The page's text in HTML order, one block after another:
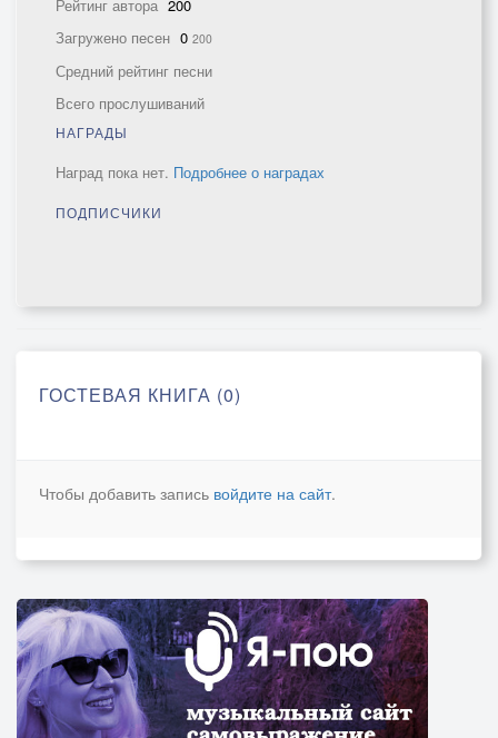
Рейтинг автора 200
Загружено песен 0 200
Средний рейтинг песни
Всего прослушиваний
НАГРАДЫ
Наград пока нет. Подробнее о наградах
ПОДПИСЧИКИ
ГОСТЕВАЯ КНИГА (0)
Чтобы добавить запись войдите на сайт.